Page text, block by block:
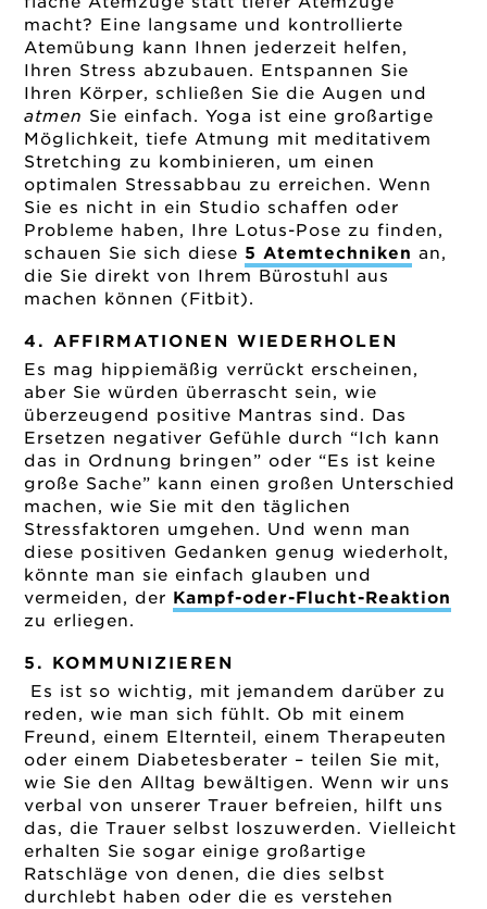
macht? Eine langsame und kontrollierte
Atemübung kann Ihnen jederzeit helfen,
Ihren Stress abzubauen. Entspannen Sie
Ihren Körper, schließen Sie die Augen und
atmen Sie einfach. Yoga ist eine großartige
Möglichkeit, tiefe Atmung mit meditativem
Stretching zu kombinieren, um einen
optimalen Stressabbau zu erreichen. Wenn
Sie es nicht in ein Studio schaffen oder
Probleme haben, Ihre Lotus-Pose zu finden,
schauen Sie sich diese 5 Atemtechniken an,
die Sie direkt von Ihrem Bürostuhl aus
machen können (Fitbit).
4. AFFIRMATIONEN WIEDERHOLEN
Es mag hippiemäßig verrückt erscheinen,
aber Sie würden überrascht sein, wie
überzeugend positive Mantras sind. Das
Ersetzen negativer Gefühle durch “Ich kann
das in Ordnung bringen” oder “Es ist keine
große Sache” kann einen großen Unterschied
machen, wie Sie mit den täglichen
Stressfaktoren umgehen. Und wenn man
diese positiven Gedanken genug wiederholt,
könnte man sie einfach glauben und
vermeiden, der Kampf-oder-Flucht-Reaktion
zu erliegen.
5. KOMMUNIZIEREN
Es ist so wichtig, mit jemandem darüber zu
reden, wie man sich fühlt. Ob mit einem
Freund, einem Elternteil, einem Therapeuten
oder einem Diabetesberater – teilen Sie mit,
wie Sie den Alltag bewältigen. Wenn wir uns
verbal von unserer Trauer befreien, hilft uns
das, die Trauer selbst loszuwerden. Vielleicht
erhalten Sie sogar einige großartige
Ratschläge von denen, die dies selbst
durchlebt haben oder die es verstehen